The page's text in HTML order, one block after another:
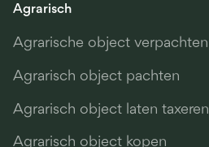
Agrarisch
Agrarische object verpachten
Agrarisch object pachten
Agrarisch object laten taxeren
Agrarisch object kopen